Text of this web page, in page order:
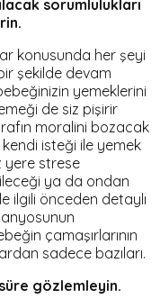
sorumlulukları
konusunda her şeyi
şekilde devam
yemeklerini
de siz pişirir
moralini bozacak
kendi isteği ile yemek
yere strese
ya da ondan
ilgili önceden detaylı
çamaşırlarının
sadece bazıları.
gözlemleyin.